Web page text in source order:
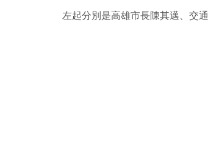
左起分別是高雄市長陳其邁、交